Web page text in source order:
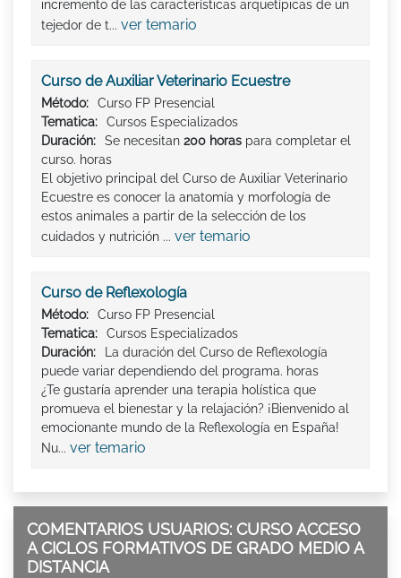
incremento de las características arquetípicas de un
tejedor de t... ver temario
Curso de Auxiliar Veterinario Ecuestre
Método:
Curso FP Presencial
Tematica:
Cursos Especializados
Duración:
Se necesitan 200 horas para completar el
curso. horas
El objetivo principal del Curso de Auxiliar Veterinario
Ecuestre es conocer la anatomía y morfología de
estos animales a partir de la selección de los
cuidados y nutrición ... ver temario
Curso de Reflexología
Método:
Curso FP Presencial
Tematica:
Cursos Especializados
Duración:
La duración del Curso de Reflexología
puede variar dependiendo del programa. horas
¿Te gustaría aprender una terapia holística que
promueva el bienestar y la relajación? ¡Bienvenido al
emocionante mundo de la Reflexología en España!
Nu... ver temario
COMENTARIOS USUARIOS: CURSO ACCESO
A CICLOS FORMATIVOS DE GRADO MEDIO A
DISTANCIA